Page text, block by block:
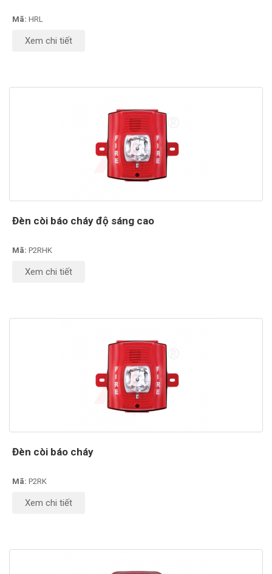
Mã: HRL
Xem chi tiết
Đèn còi báo cháy độ sáng cao
Mã: P2RHK
Xem chi tiết
Đèn còi báo cháy
Mã: P2RK
Xem chi tiết